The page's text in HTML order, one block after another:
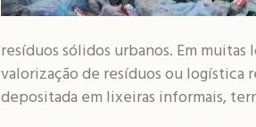
resíduos sólidos urbanos. Em
valorização de resíduos ou logística
depositada em lixeiras informais,